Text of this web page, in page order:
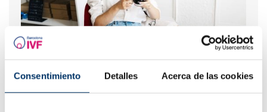
Consentimiento Detalles Acerca de las cookies
explicar?